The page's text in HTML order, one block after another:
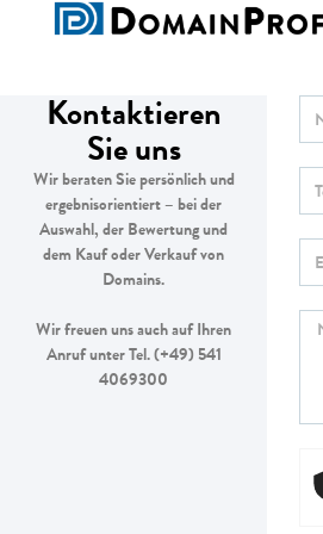
Kontaktieren
Sie uns
Wir beraten Sie persönlich und
ergebnisorientiert – bei der
Auswahl, der Bewertung und
dem Kauf oder Verkauf von
Domains.
Wir freuen uns auch auf Ihren
Anruf unter Tel. (+49) 541
4069300